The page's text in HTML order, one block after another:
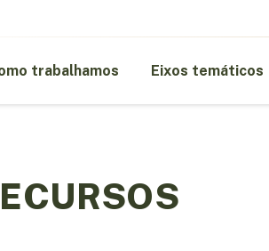
trabalhamos Eixos temáticos